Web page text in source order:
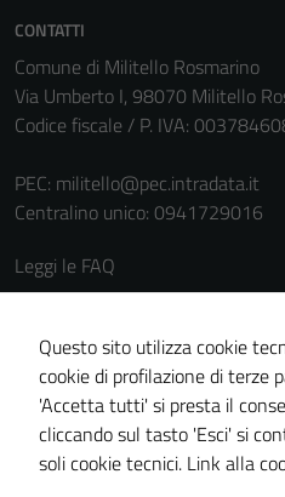
CONTATTI
Comune di Militello Rosmarino
Via Umberto I, 98070 Militello
Codice fiscale / P. IVA:
PEC: militello@pec.intradata.it
Centralino unico: 0941729016
Leggi le FAQ
Segnalazione disservizio
Richiesta assistenza
Amministrazione trasparente
Informativa privacy
Questo sito utilizza cookie
cookie di profilazione di terze
'Accetta tutti' si presta il
cliccando sul tasto 'Esci' si
soli cookie tecnici. Link alla